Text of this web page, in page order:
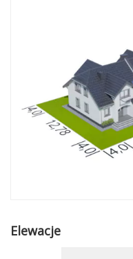
Elewacje